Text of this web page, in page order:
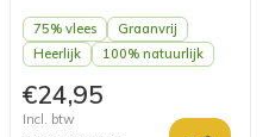
75% vlees
Graanvrij
Heerlijk
100% natuurlijk
€24,95
Incl. btw